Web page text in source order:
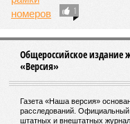
1
Общероссийское издание
«Версия»
Газета «Наша версия»
расследований.
штатных и внештатных